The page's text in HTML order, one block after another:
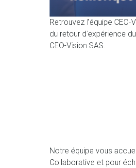
Retrouvez l’équipe
du retour d'expérience
CEO-Vision SAS.
Notre équipe vous
Collaborative et pour